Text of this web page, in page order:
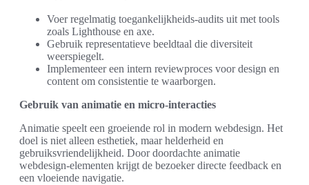
Voer regelmatig toegankelijkheids-audits uit met tools
zoals Lighthouse en axe.
Gebruik representatieve beeldtaal die diversiteit
weerspiegelt.
Implementeer een intern reviewproces voor design en
content om consistentie te waarborgen.
Gebruik van animatie en micro-interacties
Animatie speelt een groeiende rol in modern webdesign. Het
doel is niet alleen esthetiek, maar helderheid en
gebruiksvriendelijkheid. Door doordachte animatie
webdesign-elementen krijgt de bezoeker directe feedback en
een vloeiende navigatie.